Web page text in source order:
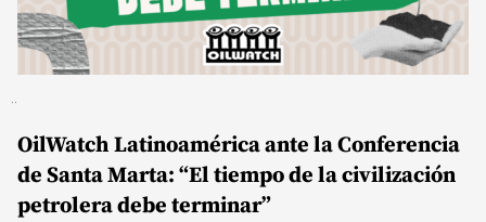
OilWatch Latinoamérica ante la Conferencia
de Santa Marta: “El tiempo de la civilización
petrolera debe terminar”